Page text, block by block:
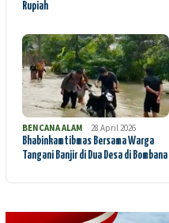
Rupiah
BENCANA ALAM
28 April 2026
Bhabinkamtibmas Bersama Warga
Tangani Banjir di Dua Desa di Bombana